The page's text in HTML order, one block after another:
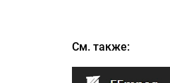
См. также: